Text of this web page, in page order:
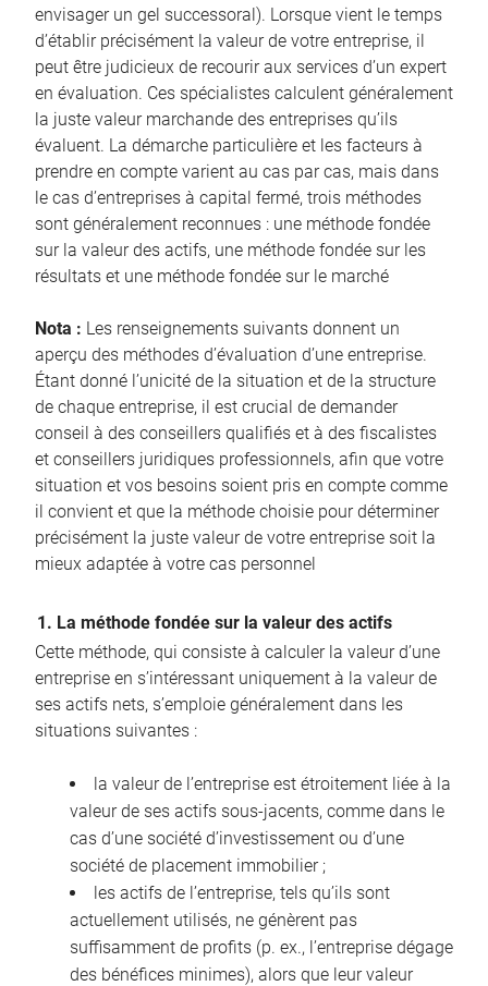
envisager un gel successoral). Lorsque vient le temps
d’établir précisément la valeur de votre entreprise, il
peut être judicieux de recourir aux services d’un expert
en évaluation. Ces spécialistes calculent généralement
la juste valeur marchande des entreprises qu’ils
évaluent. La démarche particulière et les facteurs à
prendre en compte varient au cas par cas, mais dans
le cas d’entreprises à capital fermé, trois méthodes
sont généralement reconnues : une méthode fondée
sur la valeur des actifs, une méthode fondée sur les
résultats et une méthode fondée sur le marché
Nota : Les renseignements suivants donnent un
aperçu des méthodes d’évaluation d’une entreprise.
Étant donné l’unicité de la situation et de la structure
de chaque entreprise, il est crucial de demander
conseil à des conseillers qualifiés et à des fiscalistes
et conseillers juridiques professionnels, afin que votre
situation et vos besoins soient pris en compte comme
il convient et que la méthode choisie pour déterminer
précisément la juste valeur de votre entreprise soit la
mieux adaptée à votre cas personnel
1. La méthode fondée sur la valeur des actifs
Cette méthode, qui consiste à calculer la valeur d’une
entreprise en s’intéressant uniquement à la valeur de
ses actifs nets, s’emploie généralement dans les
situations suivantes :
la valeur de l’entreprise est étroitement liée à la
valeur de ses actifs sous-jacents, comme dans le
cas d’une société d’investissement ou d’une
société de placement immobilier ;
les actifs de l’entreprise, tels qu’ils sont
actuellement utilisés, ne génèrent pas
suffisamment de profits (p. ex., l’entreprise dégage
des bénéfices minimes), alors que leur valeur